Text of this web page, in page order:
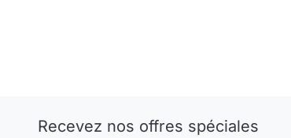
Recevez nos offres spéciales